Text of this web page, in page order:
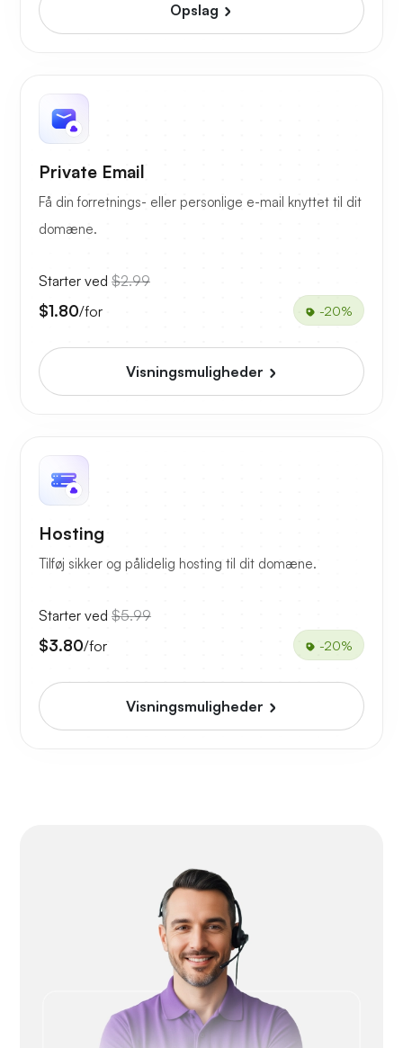
Opslag
Private Email
Få din forretnings- eller personlige e-mail knyttet til dit
domæne.
Starter ved $2.99
$1.80/for -20%
Visningsmuligheder
Hosting
Tilføj sikker og pålidelig hosting til dit domæne.
Starter ved $5.99
$3.80/for -20%
Visningsmuligheder